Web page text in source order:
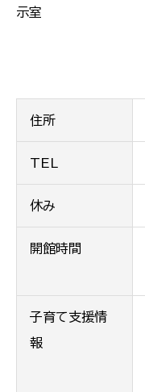
示室
住所
TEL
休み
開館時間
子育て支援情
報